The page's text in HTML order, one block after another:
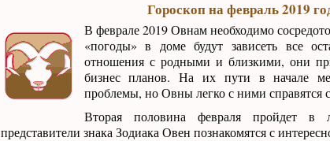
Гороскоп на февраль 2019
В феврале 2019 Овнам необходимо
«погоды» в доме будут зависеть все
отношения с родными и близкими, они
бизнес планов. На их пути в начале
проблемы, но Овны легко с ними
Вторая половина февраля пройдет
представители знака Зодиака Овен познакомятся с